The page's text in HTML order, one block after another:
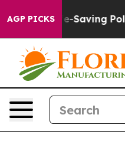
AGP PICKSLife-Saving Policies